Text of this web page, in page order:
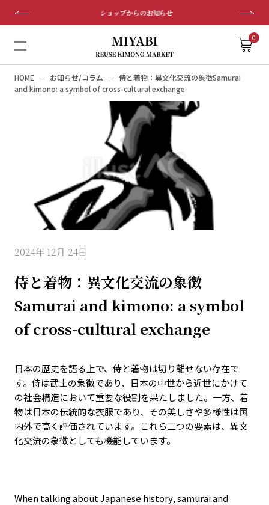
し
ショップからのお知らせ
0
HOME お知らせ/コラム
侍と着物：異文化交流の象徴Samurai
and kimono: a symbol of cross-cultural exchange
2024年 12月 24日
侍と着物：異文化交流の象徴
Samurai and kimono: a symbol
of cross-cultural exchange
日本の歴史を語る上で、侍と着物は切り離せない存在で
す。侍は武士の象徴であり、日本の中世から近世にかけて
の社会構造において重要な役割を果たしました。一方、着
物は日本の伝統的な衣服であり、その美しさや多様性は国
内外で高く評価されています。これら二つの要素は、異文
化交流の象徴としても機能しています。
When talking about Japanese history, samurai and